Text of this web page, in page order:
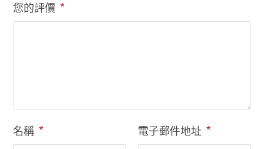
您的評價 *
名稱 * 電子郵件地址 *